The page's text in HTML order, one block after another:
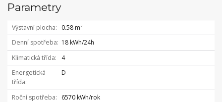
Parametry
Výstavní plocha
0.58 m²
Denní spotřeba
18 kWh/24h
Klimatická třída
4
Energetická
třída
D
Roční spotřeba
6570 kWh/rok